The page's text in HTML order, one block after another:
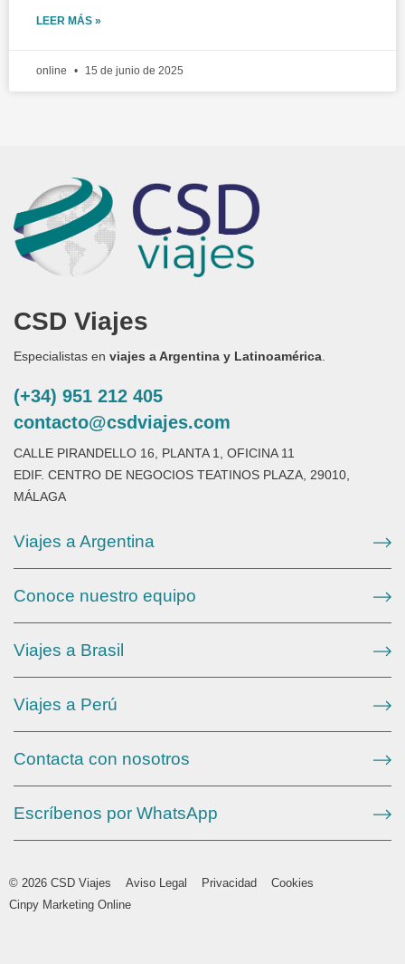
LEER MÁS »
online 15 de junio de 2025
CSD Viajes
Especialistas en viajes a Argentina y Latinoamérica.
(+34) 951 212 405
contacto@csdviajes.com
CALLE PIRANDELLO 16, PLANTA 1, OFICINA 11
EDIF. CENTRO DE NEGOCIOS TEATINOS PLAZA, 29010,
MÁLAGA
Viajes a Argentina
Conoce nuestro equipo
Viajes a Brasil
Viajes a Perú
Contacta con nosotros
Escríbenos por WhatsApp
© 2026 CSD Viajes Aviso Legal Privacidad
Cookies
Cinpy Marketing Online